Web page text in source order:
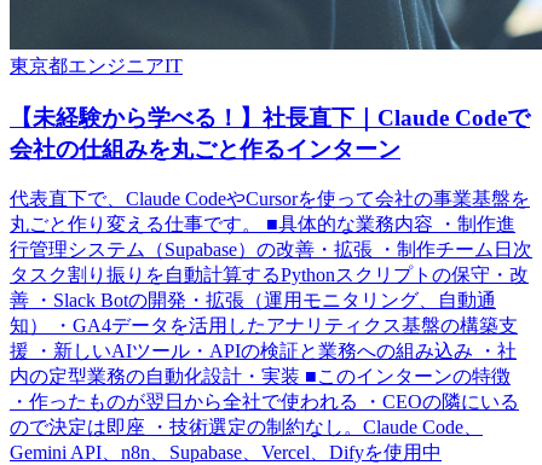
東京都エンジニアIT
【未経験から学べる！】社長直下｜Claude Codeで
会社の仕組みを丸ごと作るインターン
代表直下で、Claude CodeやCursorを使って会社の事業基盤を
丸ごと作り変える仕事です。 ■具体的な業務内容 ・制作進
行管理システム（Supabase）の改善・拡張 ・制作チーム日次
タスク割り振りを自動計算するPythonスクリプトの保守・改
善 ・Slack Botの開発・拡張（運用モニタリング、自動通
知） ・GA4データを活用したアナリティクス基盤の構築支
援 ・新しいAIツール・APIの検証と業務への組み込み ・社
内の定型業務の自動化設計・実装 ■このインターンの特徴
・作ったものが翌日から全社で使われる ・CEOの隣にいる
ので決定は即座 ・技術選定の制約なし。Claude Code、
Gemini API、n8n、Supabase、Vercel、Difyを使用中